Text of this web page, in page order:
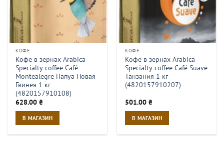
КОФЕ
Кофе в зернах Arabica
Specialty coffee Café
Montealegre Папуа Новая
Гвинея 1 кг
(4820157910108)
628.00₴
В МАГАЗИН
КОФЕ
Кофе в зернах Arabica
Specialty coffee Café Suave
Танзания 1 кг
(4820157910207)
501.00₴
В МАГАЗИН